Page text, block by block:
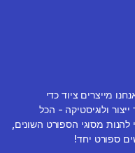
מייצרים ציוד כדי
ולוגיסטיקה - הכל
מסוגי הספורט השונים,